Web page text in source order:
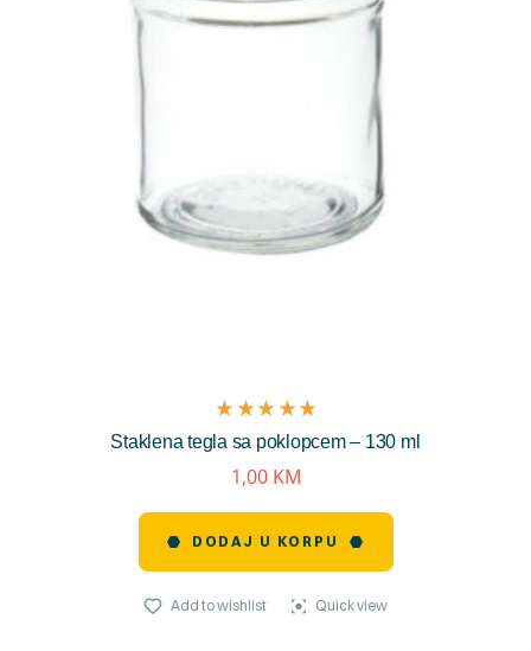
Staklena tegla sa poklopcem – 130 ml
Ocjenjeno
5.00od 5
(1
review)
1,00 KM
DODAJ U KORPU
Add to wishlist Quick view